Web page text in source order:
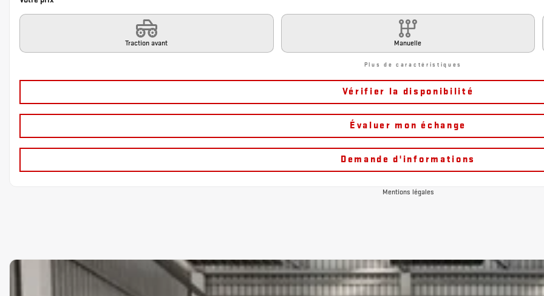
Traction avant Manuelle
Plus de caractéristiques
Vérifier la disponibilité
Évaluer mon échange
Demande d'informations
Mentions légales